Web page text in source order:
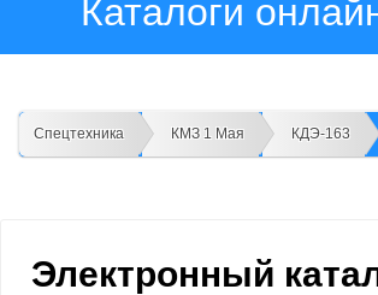
Каталоги
Спецтехника КМЗ 1 Мая КДЭ-163
Электронный